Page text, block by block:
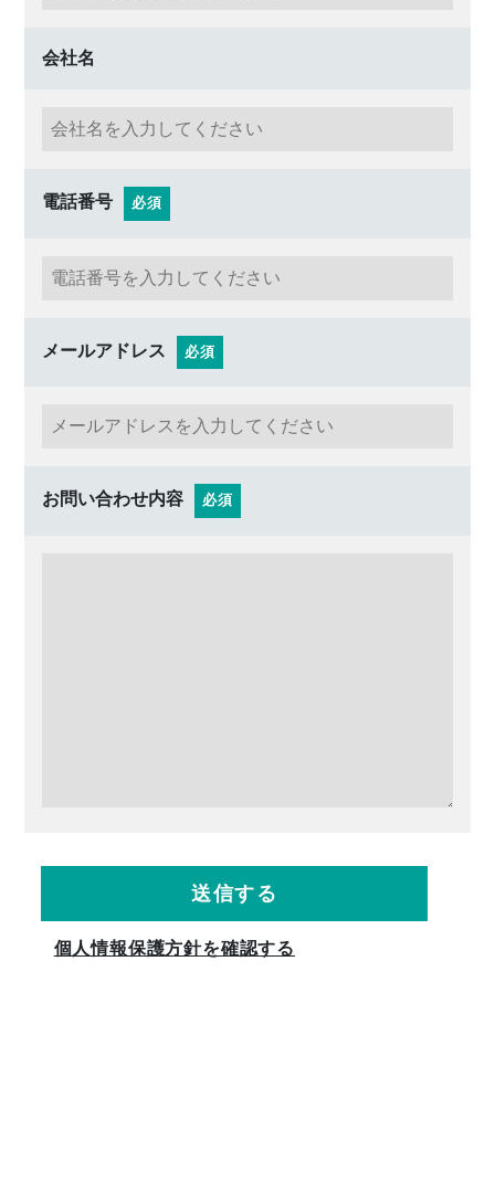
会社名
電話番号 必須
メールアドレス 必須
お問い合わせ内容 必須
送信する
個人情報保護方針を確認する